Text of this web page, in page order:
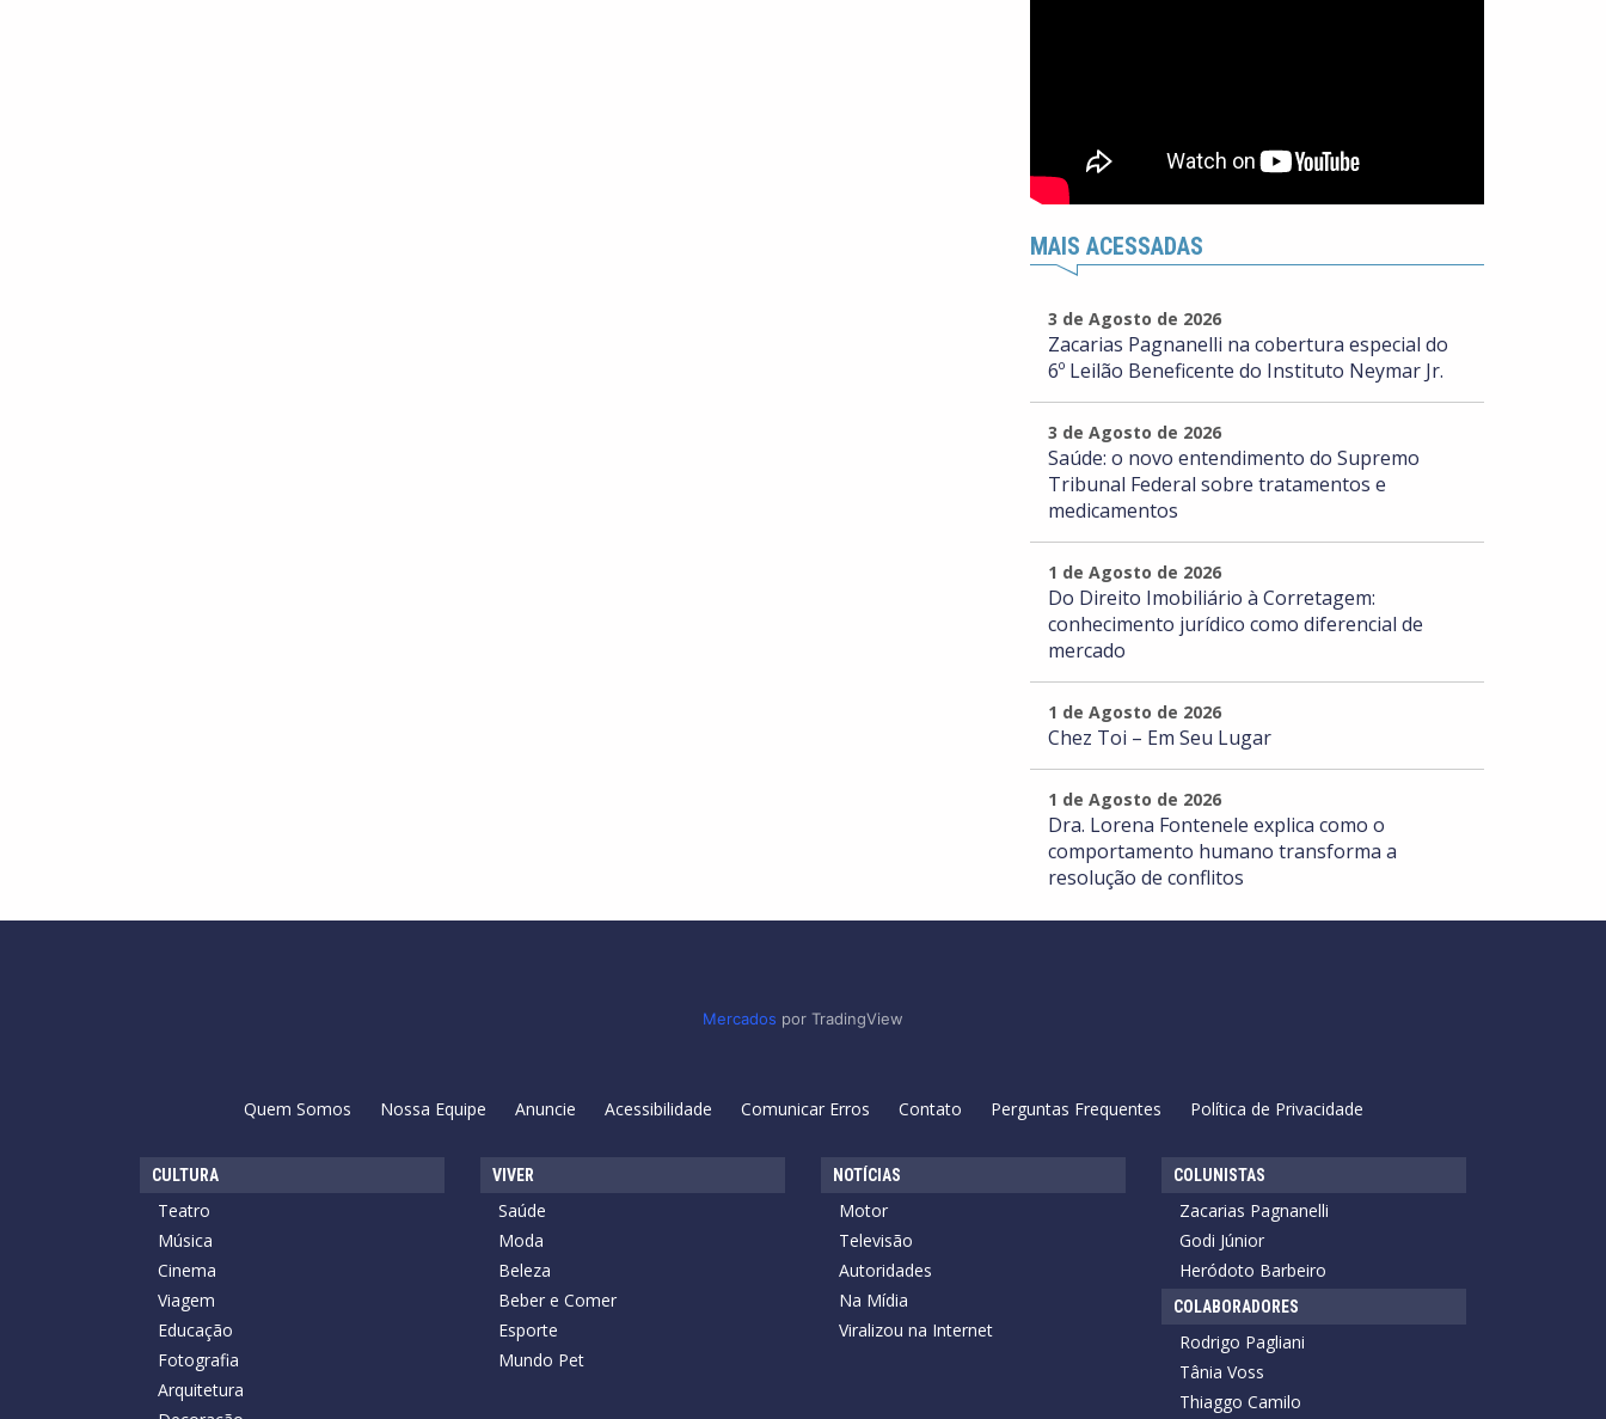
MAIS ACESSADAS
3 de Agosto de 2026
Zacarias Pagnanelli na cobertura especial do
6º Leilão Beneficente do Instituto Neymar Jr.
3 de Agosto de 2026
Saúde: o novo entendimento do Supremo
Tribunal Federal sobre tratamentos e
medicamentos
1 de Agosto de 2026
Do Direito Imobiliário à Corretagem:
conhecimento jurídico como diferencial de
mercado
1 de Agosto de 2026
Chez Toi – Em Seu Lugar
1 de Agosto de 2026
Dra. Lorena Fontenele explica como o
comportamento humano transforma a
resolução de conflitos
Mercados por TradingView
Quem Somos Nossa Equipe Anuncie Acessibilidade Comunicar Erros Contato Perguntas Frequentes Política de Privacidade
CULTURA
Teatro
Música
Cinema
Viagem
Educação
Fotografia
Arquitetura
VIVER
Saúde
Moda
Beleza
Beber e Comer
Esporte
Mundo Pet
NOTÍCIAS
Motor
Televisão
Autoridades
Na Mídia
Viralizou na Internet
COLUNISTAS
Zacarias Pagnanelli
Godi Júnior
Heródoto Barbeiro
COLABORADORES
Rodrigo Pagliani
Tânia Voss
Thiaggo Camilo